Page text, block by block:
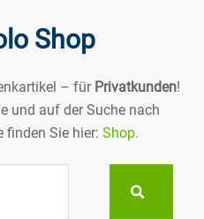
Shop
– für Privatkunden!
und auf der Suche nach
finden Sie hier: Shop.